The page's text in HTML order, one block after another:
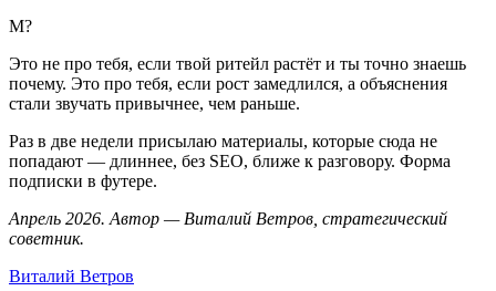
М?
Это не про тебя, если твой ритейл растёт и ты точно знаешь
почему. Это про тебя, если рост замедлился, а объяснения
стали звучать привычнее, чем раньше.
Раз в две недели присылаю материалы, которые сюда не
попадают — длиннее, без SEO, ближе к разговору. Форма
подписки в футере.
Апрель 2026. Автор — Виталий Ветров, стратегический
советник.
Виталий Ветров